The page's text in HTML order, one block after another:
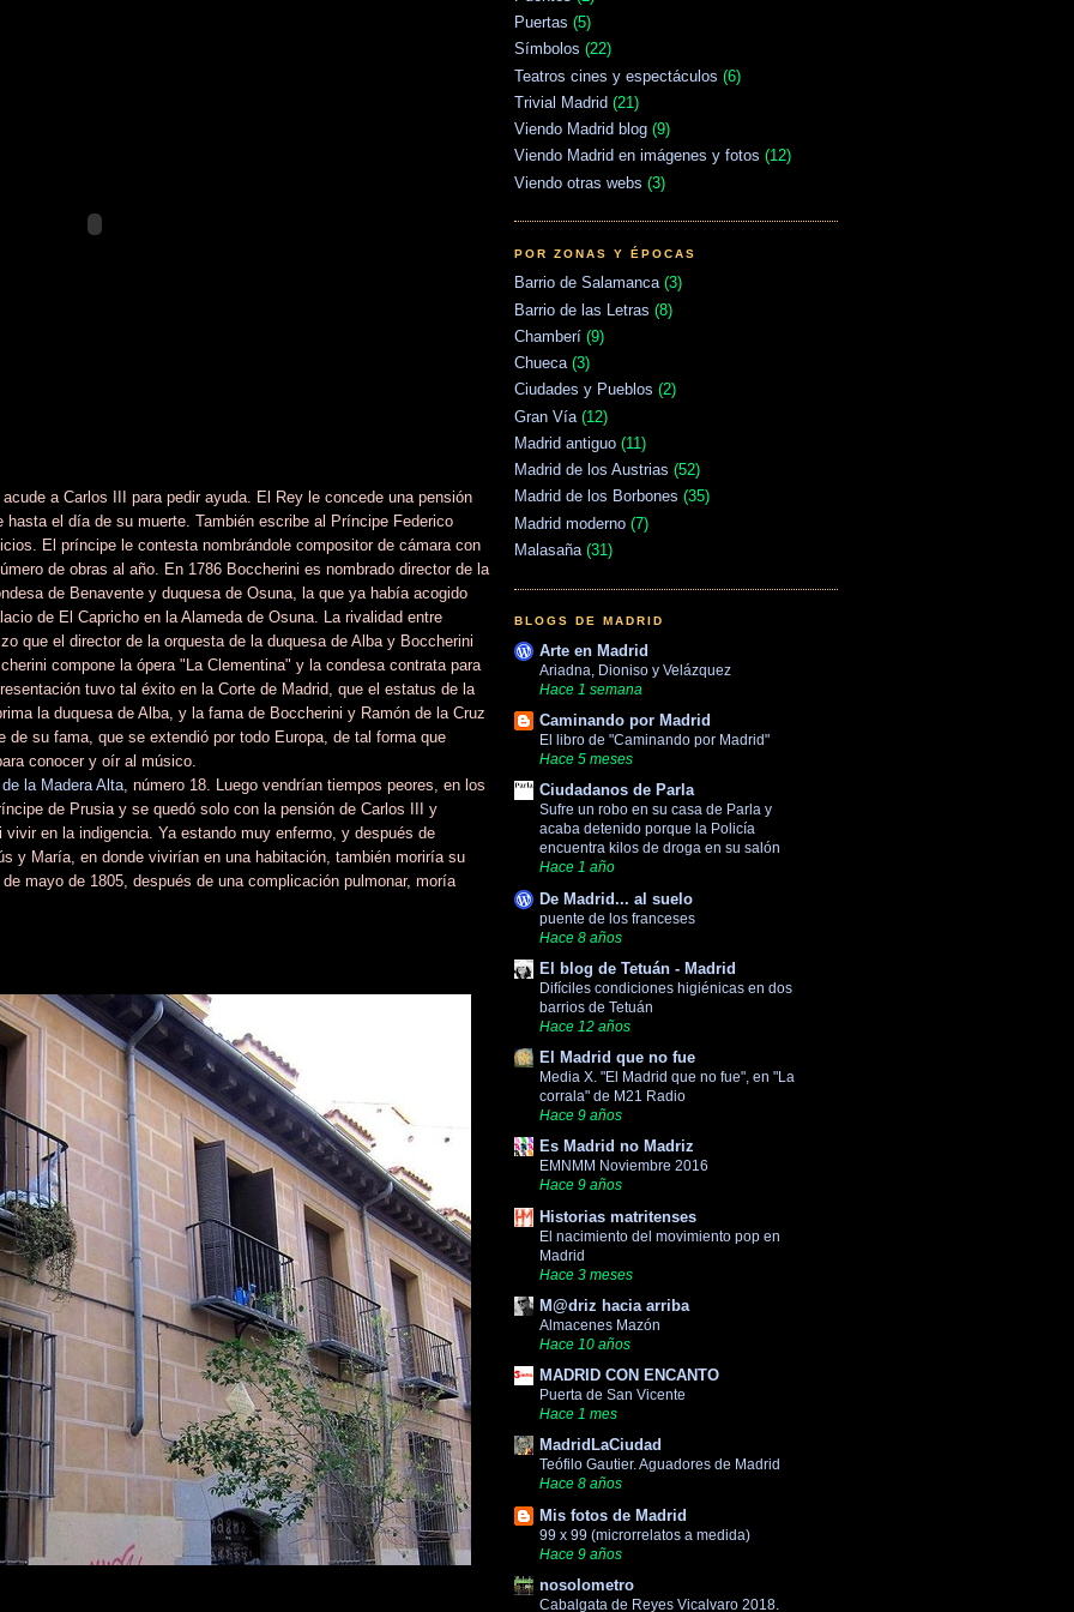
a Carlos III para pedir ayuda. El Rey le concede una pensión
hasta el día de su muerte. También escribe al Príncipe Federico
El príncipe le contesta nombrándole compositor de cámara con
de obras al año. En 1786 Boccherini es nombrado director de la
de Benavente y duquesa de Osuna, la que ya había acogido
de El Capricho en la Alameda de Osuna. La rivalidad entre
que el director de la orquesta de la duquesa de Alba y Boccherini
compone la ópera "La Clementina" y la condesa contrata para
tuvo tal éxito en la Corte de Madrid, que el estatus de la
la duquesa de Alba, y la fama de Boccherini y Ramón de la Cruz
de su fama, que se extendió por todo Europa, de tal forma que
conocer y oír al músico.
la Madera Alta, número 18. Luego vendrían tiempos peores, en los
de Prusia y se quedó solo con la pensión de Carlos III y
en la indigencia. Ya estando muy enfermo, y después de
y María, en donde vivirían en una habitación, también moriría su
mayo de 1805, después de una complicación pulmonar, moría
Puertas (5)
Símbolos (22)
Teatros cines y espectáculos (6)
Trivial Madrid (21)
Viendo Madrid blog (9)
Viendo Madrid en imágenes y fotos (12)
Viendo otras webs (3)
POR ZONAS Y ÉPOCAS
Barrio de Salamanca (3)
Barrio de las Letras (8)
Chamberí (9)
Chueca (3)
Ciudades y Pueblos (2)
Gran Vía (12)
Madrid antiguo (11)
Madrid de los Austrias (52)
Madrid de los Borbones (35)
Madrid moderno (7)
Malasaña (31)
BLOGS DE MADRID
Arte en Madrid
Ariadna, Dioniso y Velázquez
Hace 1 semana
Caminando por Madrid
El libro de "Caminando por Madrid"
Hace 5 meses
Ciudadanos de Parla
Sufre un robo en su casa de Parla y
acaba detenido porque la Policía
encuentra kilos de droga en su salón
Hace 1 año
De Madrid... al suelo
puente de los franceses
Hace 8 años
El blog de Tetuán - Madrid
Difíciles condiciones higiénicas en dos
barrios de Tetuán
Hace 12 años
El Madrid que no fue
Media X. "El Madrid que no fue", en "La
corrala" de M21 Radio
Hace 9 años
Es Madrid no Madriz
EMNMM Noviembre 2016
Hace 9 años
Historias matritenses
El nacimiento del movimiento pop en
Madrid
Hace 3 meses
M@driz hacia arriba
Almacenes Mazón
Hace 10 años
MADRID CON ENCANTO
Puerta de San Vicente
Hace 1 mes
MadridLaCiudad
Teófilo Gautier. Aguadores de Madrid
Hace 8 años
Mis fotos de Madrid
99 x 99 (microrrelatos a medida)
Hace 9 años
nosolometro
Cabalgata de Reyes Vicalvaro 2018.